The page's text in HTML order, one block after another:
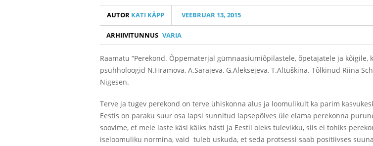
AUTOR KATI KÄPP VEEBRUAR 13, 2015
ARHIIVITUNNUS VARIA
Raamatu “Perekond. Õppematerjal gümnaasiumiõpilastele, õpetajatele ja
psühholoogid N.Hramova, A.Sarajeva, G.Aleksejeva, T.Altuškina. Tõlkinud Riina
Nigesen.
Terve ja tugev perekond on terve ühiskonna alus ja loomulikult ka parim
Eestis on paraku suur osa lapsi sunnitud lapsepõlves üle elama perekonna
soovime, et meie laste käsi käiks hästi ja Eestil oleks tulevikku, siis ei tohiks
iseloomuliku normina, vaid tuleb uskuda, et seda protsessi saab positiivses